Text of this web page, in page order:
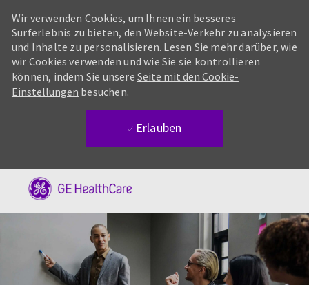
Wir verwenden Cookies, um Ihnen ein besseres
Surferlebnis zu bieten, den Website-Verkehr zu analysieren
und Inhalte zu personalisieren. Lesen Sie mehr darüber, wie
wir Cookies verwenden und wie Sie sie kontrollieren
können, indem Sie unsere Seite mit den Cookie-
Einstellungen besuchen.
Erlauben